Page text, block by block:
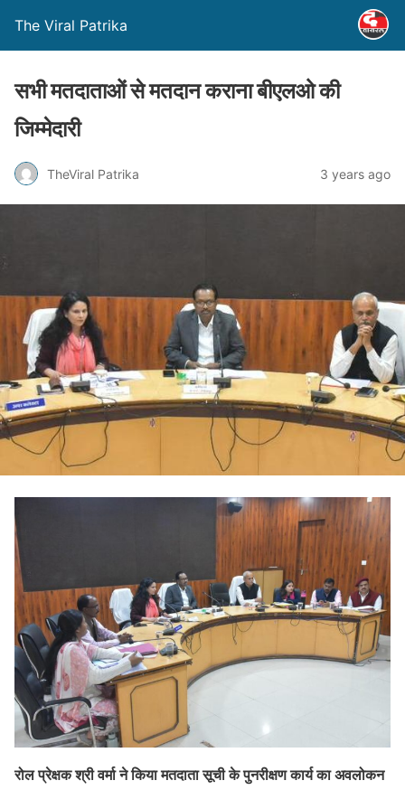
The Viral Patrika
सभी मतदाताओं से मतदान कराना बीएलओ की
जिम्मेदारी
TheViral Patrika 3 years ago
रोल प्रेक्षक श्री वर्मा ने किया मतदाता सूची के पुनरीक्षण कार्य का अवलोकन